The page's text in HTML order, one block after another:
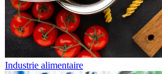
Industrie alimentaire